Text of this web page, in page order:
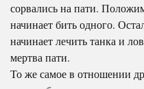
сорвались на пати.
начинает бить одного.
начинает лечить танка и
мертва пати.
То же самое в отношении